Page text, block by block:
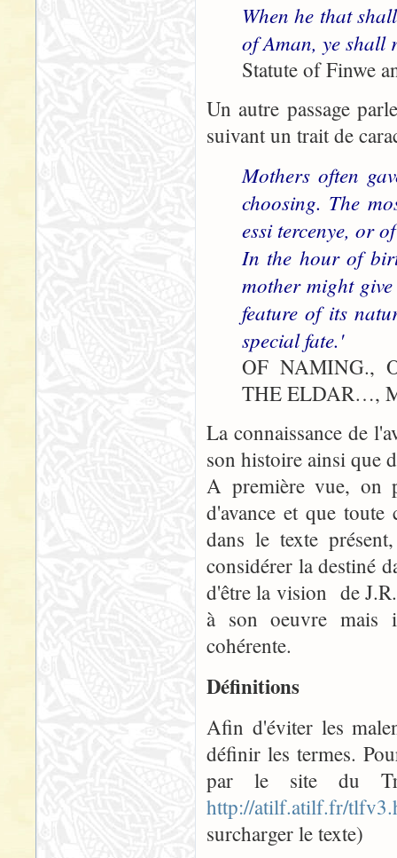
When he that
of Aman, ye shall
Statute of Finwe
Un autre passage
suivant un trait de
Mothers often
choosing. The
essi tercenye, or
In the hour of
mother might
feature of its
special fate.'
OF NAMING.,
THE ELDAR…,
La connaissance de
son histoire ainsi que
A première vue, on
d'avance et que toute
dans le texte
considérer la destiné
d'être la vision de
à son oeuvre mais
cohérente.
Définitions
Afin d'éviter les
définir les termes.
par le site du
http://atilf.atilf.fr/
surcharger le texte)